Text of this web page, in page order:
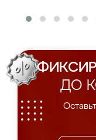
ДО